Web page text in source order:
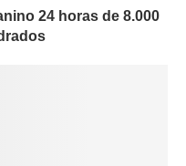
24 horas de 8.000